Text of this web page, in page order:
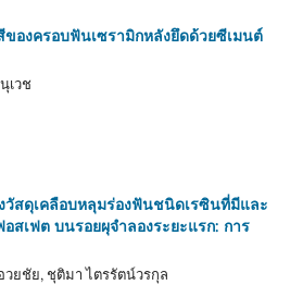
องครอบฟันเซรามิกหลังยึดด้วยซีเมนต์
เวช
สดุเคลือบหลุมร่องฟันชนิดเรซินที่มีและ
สเฟต บนรอยผุจำลองระยะแรก: การ
ยชัย, ชุติมา ไตรรัตน์วรกุล